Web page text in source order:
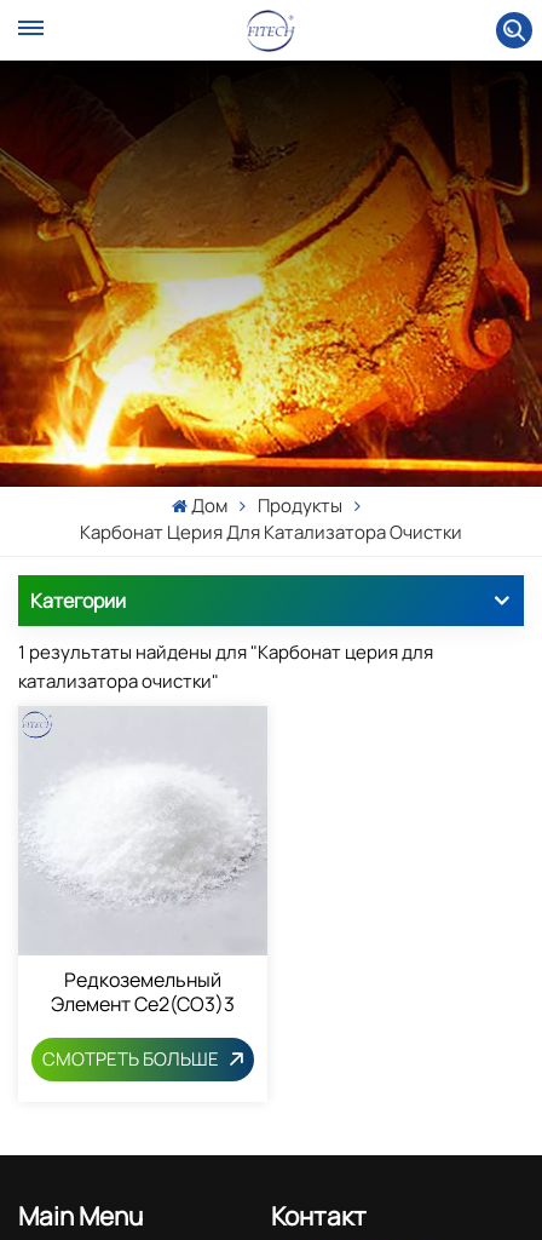
Дом
Продукты
Карбонат Церия Для Катализатора Очистки
Категории
1 результаты найдены для "Карбонат церия для
катализатора очистки"
Редкоземельный
Элемент Ce2(CO3)3
25-1
СМОТРЕТЬ БОЛЬШЕ
Main Menu Контакт